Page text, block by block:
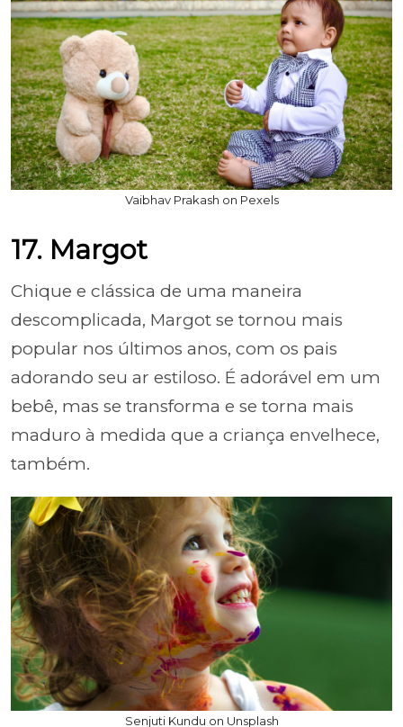
Vaibhav Prakash on Pexels
17. Margot
Chique e clássica de uma maneira
descomplicada, Margot se tornou mais
popular nos últimos anos, com os pais
adorando seu ar estiloso. É adorável em um
bebê, mas se transforma e se torna mais
maduro à medida que a criança envelhece,
também.
Senjuti Kundu on Unsplash